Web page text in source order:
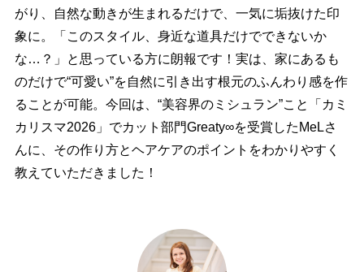
がり、自然な動きが生まれるだけで、一気に垢抜けた印
象に。「このスタイル、身近な道具だけでできないか
な…？」と思っている方に朗報です！実は、家にあるも
のだけで“可愛い”を自然に引き出す根元のふんわり感を作
ることが可能。今回は、“美容界のミシュラン”こと「カミ
カリスマ2026」でカット部門Greaty∞を受賞したMeLさ
んに、その作り方とヘアケアのポイントをわかりやすく
教えていただきました！